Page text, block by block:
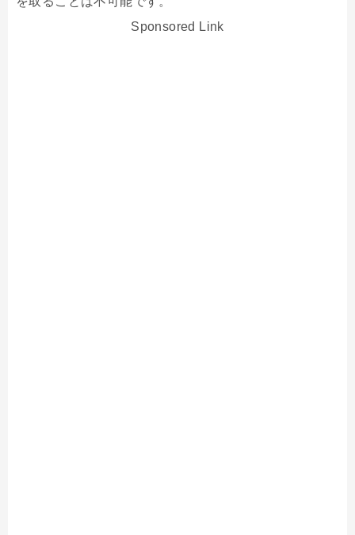
Sponsored Link